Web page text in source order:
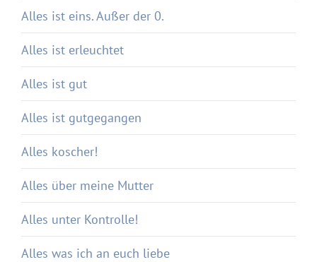
Alles ist eins. Außer der 0.
Alles ist erleuchtet
Alles ist gut
Alles ist gutgegangen
Alles koscher!
Alles über meine Mutter
Alles unter Kontrolle!
Alles was ich an euch liebe